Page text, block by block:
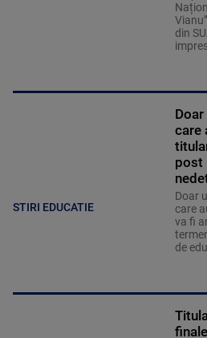
din
STIRI EDUCATIE
care
post
Doar
care
va fi
de